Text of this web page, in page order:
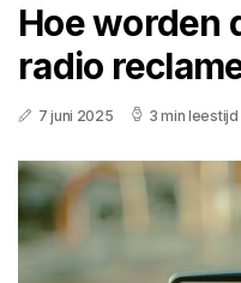
Hoe worden
radio
7 juni 2025 3 min leestijd